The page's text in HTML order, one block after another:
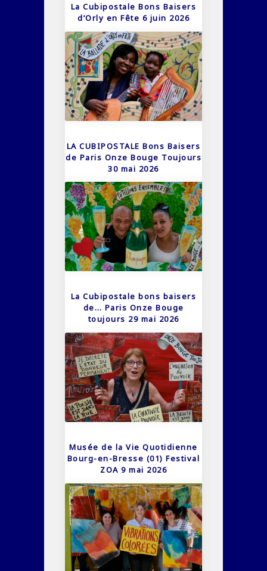
La Cubipostale Bons Baisers
d’Orly en Fête 6 juin 2026
LA CUBIPOSTALE Bons Baisers
de Paris Onze Bouge Toujours
30 mai 2026
La Cubipostale bons baisers
de… Paris Onze Bouge
toujours 29 mai 2026
Musée de la Vie Quotidienne
Bourg-en-Bresse (01) Festival
ZOA 9 mai 2026